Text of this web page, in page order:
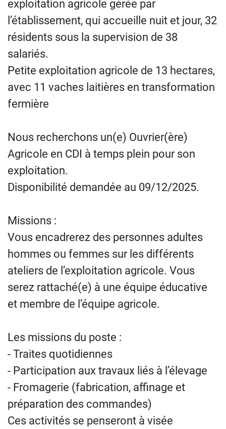
exploitation agricole gérée par
l’établissement, qui accueille nuit et jour, 32
résidents sous la supervision de 38
salariés.
Petite exploitation agricole de 13 hectares,
avec 11 vaches laitières en transformation
fermière
Nous recherchons un(e) Ouvrier(ère)
Agricole en CDI à temps plein pour son
exploitation.
Disponibilité demandée au 09/12/2025.
Missions :
Vous encadrerez des personnes adultes
hommes ou femmes sur les différents
ateliers de l’exploitation agricole. Vous
serez rattaché(e) à une équipe éducative
et membre de l’équipe agricole.
Les missions du poste :
- Traites quotidiennes
- Participation aux travaux liés à l’élevage
- Fromagerie (fabrication, affinage et
préparation des commandes)
Ces activités se penseront à visée